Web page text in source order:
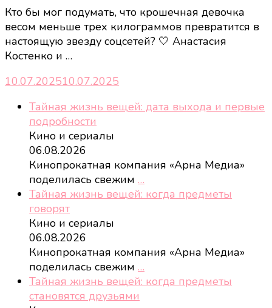
Кто бы мог подумать, что крошечная девочка
весом меньше трех килограммов превратится в
настоящую звезду соцсетей? 🤍 Анастасия
Костенко и …
10.07.202510.07.2025
Тайная жизнь вещей: дата выхода и первые
подробности
Кино и сериалы
06.08.2026
Кинопрокатная компания «Арна Медиа»
поделилась свежим …
Тайная жизнь вещей: когда предметы
говорят
Кино и сериалы
06.08.2026
Кинопрокатная компания «Арна Медиа»
поделилась свежим …
Тайная жизнь вещей: когда предметы
становятся друзьями